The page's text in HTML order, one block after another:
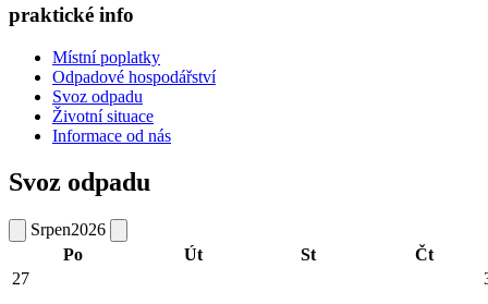
praktické info
Místní poplatky
Odpadové hospodářství
Svoz odpadu
Životní situace
Informace od nás
Svoz odpadu
Srpen2026
Po
Út St
Čt
27